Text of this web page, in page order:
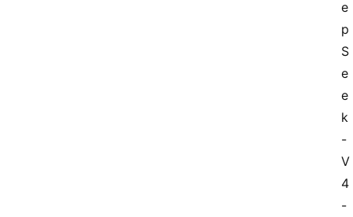
e
p
S
e
e
k
-
V
4
-